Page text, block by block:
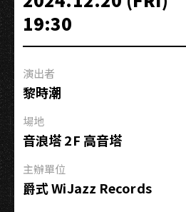
香
頌
遇
卡
西
19:30
演出者
黎時潮
場地
音浪塔 2F 高音塔
主辦單位
爵式 WiJazz Records